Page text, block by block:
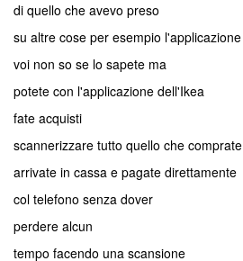
di quello che avevo preso
su altre cose per esempio l'applicazione
voi non so se lo sapete ma
potete con l'applicazione dell'Ikea
fate acquisti
scannerizzare tutto quello che comprate
arrivate in cassa e pagate direttamente
col telefono senza dover
perdere alcun
tempo facendo una scansione